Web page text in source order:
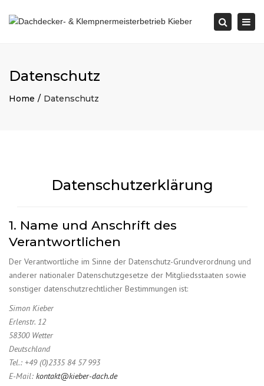
Search
Datenschutz
Home Datenschutz
Datenschutzerklärung
1. Name und Anschrift des
Verantwortlichen
Der Verantwortliche im Sinne der Datenschutz-Grundverordnung und
anderer nationaler Datenschutzgesetze der Mitgliedsstaaten sowie
sonstiger datenschutzrechtlicher Bestimmungen ist:
Simon Kieber
Erlenstr. 12
58300 Wetter
Deutschland
Tel.: +49 (0)2335 84 57 993
E-Mail: kontakt@kieber-dach.de